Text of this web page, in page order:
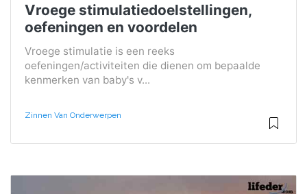
Vroege stimulatiedoelstellingen,
oefeningen en voordelen
Vroege stimulatie is een reeks
oefeningen/activiteiten die dienen om bepaalde
kenmerken van baby's v...
Zinnen Van Onderwerpen